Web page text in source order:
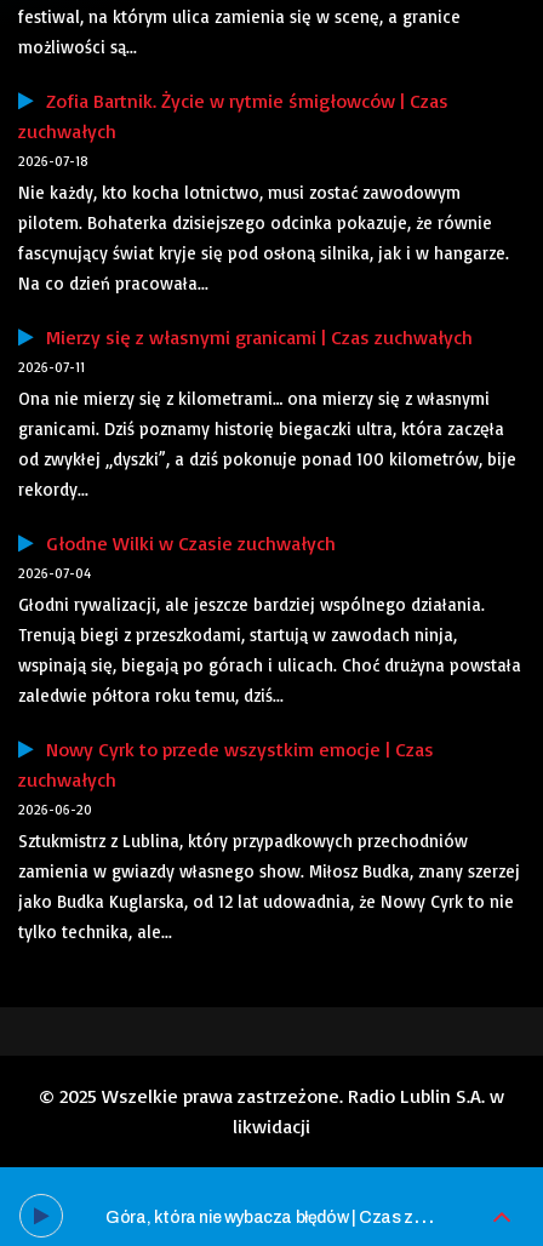
festiwal, na którym ulica zamienia się w scenę, a granice
możliwości są...
Zofia Bartnik. Życie w rytmie śmigłowców | Czas
zuchwałych
2026-07-18
Nie każdy, kto kocha lotnictwo, musi zostać zawodowym
pilotem. Bohaterka dzisiejszego odcinka pokazuje, że równie
fascynujący świat kryje się pod osłoną silnika, jak i w hangarze.
Na co dzień pracowała...
Mierzy się z własnymi granicami | Czas zuchwałych
2026-07-11
Ona nie mierzy się z kilometrami… ona mierzy się z własnymi
granicami. Dziś poznamy historię biegaczki ultra, która zaczęła
od zwykłej „dyszki”, a dziś pokonuje ponad 100 kilometrów, bije
rekordy...
Głodne Wilki w Czasie zuchwałych
2026-07-04
Głodni rywalizacji, ale jeszcze bardziej wspólnego działania.
Trenują biegi z przeszkodami, startują w zawodach ninja,
wspinają się, biegają po górach i ulicach. Choć drużyna powstała
zaledwie półtora roku temu, dziś...
Nowy Cyrk to przede wszystkim emocje | Czas
zuchwałych
2026-06-20
Sztukmistrz z Lublina, który przypadkowych przechodniów
zamienia w gwiazdy własnego show. Miłosz Budka, znany szerzej
jako Budka Kuglarska, od 12 lat udowadnia, że Nowy Cyrk to nie
tylko technika, ale...
© 2025 Wszelkie prawa zastrzeżone. Radio Lublin S.A. w
likwidacji
G
óra, która nie wybacza błędów | Czas zuchwałych